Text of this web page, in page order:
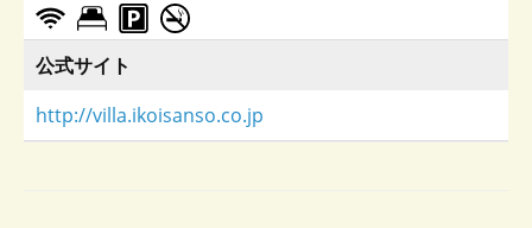
公式サイト
http://villa.ikoisanso.co.jp